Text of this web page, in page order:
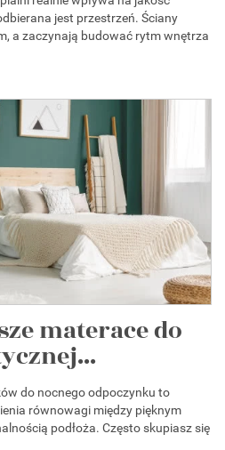
jest przestrzeń. Ściany
a zaczynają budować rytm wnętrza
materace do
do nocnego odpoczynku to
równowagi między pięknym
podłoża. Często skupiasz się